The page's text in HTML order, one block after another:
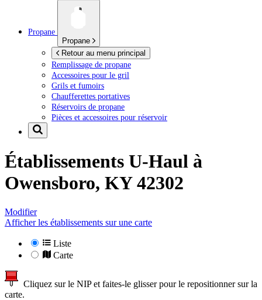
Propane
Propane
Retour au menu principal
Remplissage de propane
Accessoires pour le gril
Grils et fumoirs
Chaufferettes portatives
Réservoirs de propane
Pièces et accessoires pour réservoir
Établissements U-Haul à
Owensboro, KY 42302
Modifier
Afficher les établissements sur une carte
Liste
Carte
Cliquez sur le NIP et faites-le glisser pour le repositionner sur la
carte.